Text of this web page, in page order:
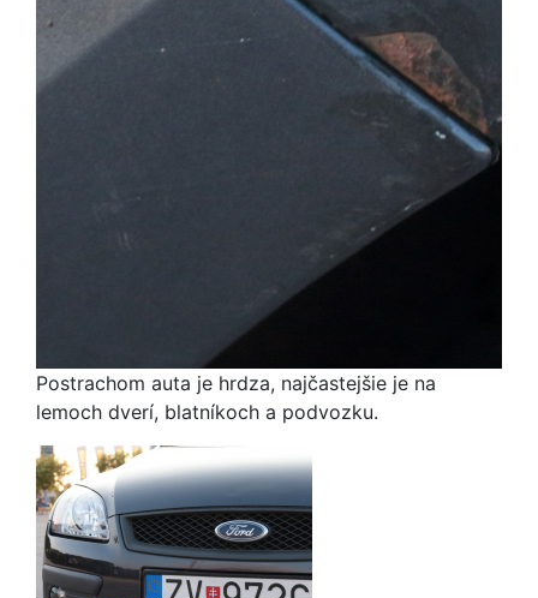
Postrachom auta je hrdza, najčastejšie je na
lemoch dverí, blatníkoch a podvozku.